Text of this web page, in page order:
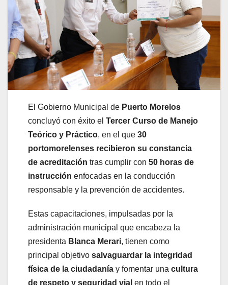
El Gobierno Municipal de Puerto Morelos
concluyó con éxito el Tercer Curso de Manejo
Teórico y Práctico, en el que 30
portomorelenses recibieron su constancia
de acreditación tras cumplir con 50 horas de
instrucción enfocadas en la conducción
responsable y la prevención de accidentes.
Estas capacitaciones, impulsadas por la
administración municipal que encabeza la
presidenta Blanca Merari, tienen como
principal objetivo salvaguardar la integridad
física de la ciudadanía y fomentar una cultura
de respeto y seguridad vial en todo el